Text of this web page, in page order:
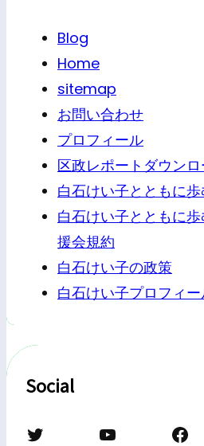
Blog
Home
sitemap
お問い合わせ
プロフィール
区政レポートダウンロ
白石けい子とともに
白石けい子とともに
援会規約
白石けい子の政策
白石けい子プロフィ
Social
Twitter YouTube Facebook